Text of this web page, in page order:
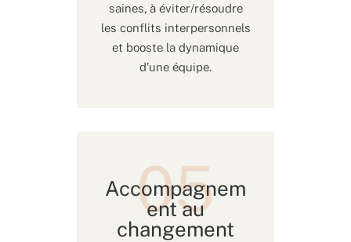
saines, à éviter/résoudre
les conflits interpersonnels
et booste la dynamique
d’une équipe.
Accompagnem
ent au
changement